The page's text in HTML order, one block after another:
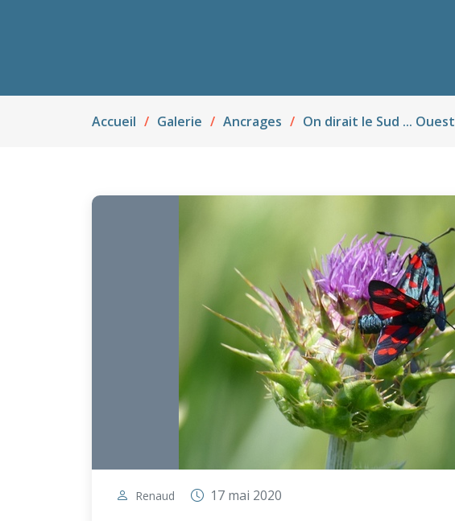
Accueil Galerie Ancrages On dirait le Sud ... Ouest
Renaud
17 mai 2020